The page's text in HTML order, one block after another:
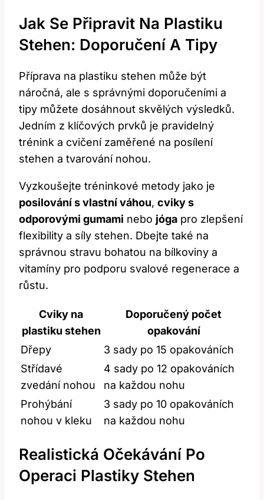
Jak Se Připravit Na Plastiku
Stehen: Doporučení A‍ Tipy
Příprava na plastiku stehen může být
náročná, ale ⁢s správnými doporučeními a
tipy můžete dosáhnout skvělých výsledků.
Jedním z klíčových prvků je ‍pravidelný
trénink a cvičení zaměřené na posílení
stehen a tvarování nohou.
Vyzkoušejte tréninkové metody jako je
posilování s vlastní váhou, cviky s
odporovými gumami nebo jóga pro zlepšení
flexibility a síly stehen. Dbejte také na
správnou stravu bohatou na bílkoviny a
vitamíny pro podporu svalové regenerace a
růstu.
Cviky na
plastiku ⁤stehen
Doporučený počet
opakování
Dřepy
3 sady po 15 opakováních
Střídavé
zvedání ‍nohou
4 sady po 12 opakováních
na každou nohu
Prohýbání
nohou v kleku
3 sady ⁣po 10 opakováních
na každou nohu
Realistická Očekávání Po
Operaci‌ Plastiky Stehen